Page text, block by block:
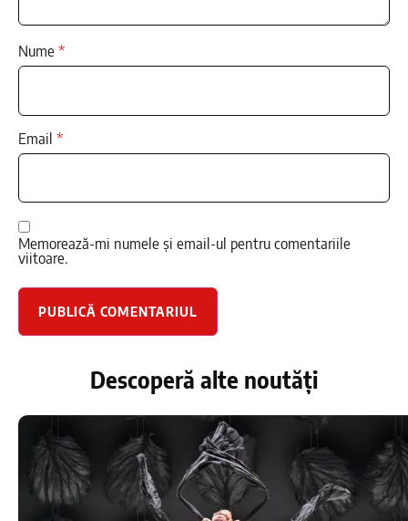
Nume*
Email *
Memorează-mi numele și email-ul pentru comentariile
viitoare.
Descoperă alte noutăți